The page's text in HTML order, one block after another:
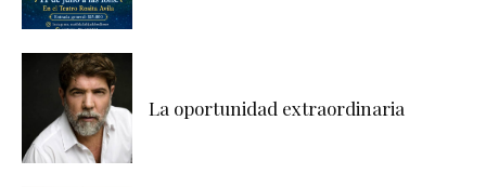
La oportunidad extraordinaria